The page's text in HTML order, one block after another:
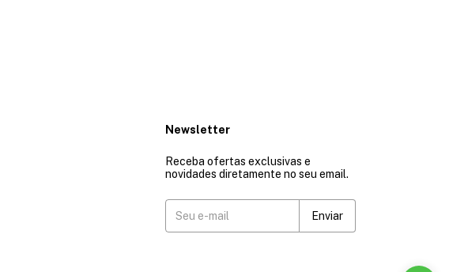
Newsletter
Receba ofertas exclusivas e
novidades diretamente no seu email.